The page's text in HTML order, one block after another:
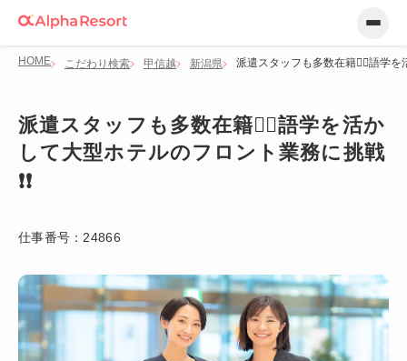
HOME こだわり検索 甲信越 新潟県 派遣スタッフも多数在籍💁‍♂️語学を
派遣スタッフも多数在籍💁‍♂️語学を活か
して大型ホテルのフロント業務に挑戦
❗❗
仕事番号： 24866